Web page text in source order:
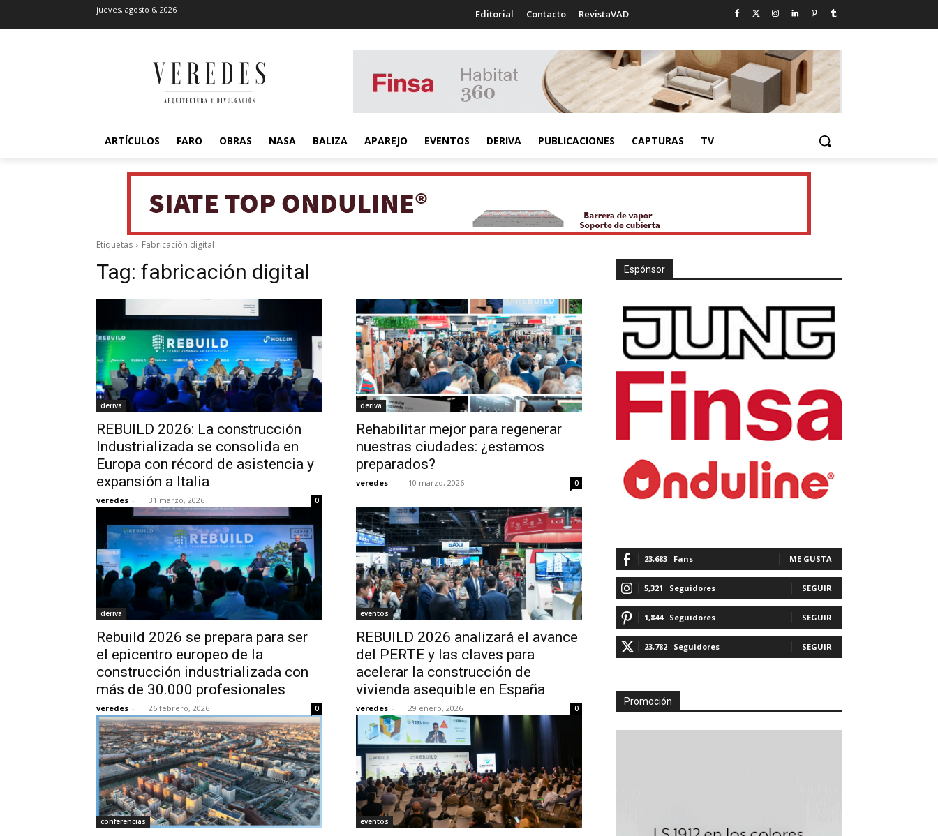
jueves, agosto 6, 2026 Editorial Contacto RevistaVAD
ARTÍCULOS FARO OBRAS NASA BALIZA APAREJO EVENTOS DERIVA PUBLICACIONES CAPTURAS TV
Etiquetas Fabricación digital
Tag: fabricación digital
deriva
REBUILD 2026: La construcción
Industrializada se consolida en
Europa con récord de asistencia y
expansión a Italia
veredes - 31 marzo, 2026 0
deriva
Rehabilitar mejor para regenerar
nuestras ciudades: ¿estamos
preparados?
veredes - 10 marzo, 2026 0
deriva
Rebuild 2026 se prepara para ser
el epicentro europeo de la
construcción industrializada con
más de 30.000 profesionales
veredes - 26 febrero, 2026 0
eventos
REBUILD 2026 analizará el avance
del PERTE y las claves para
acelerar la construcción de
vivienda asequible en España
veredes - 29 enero, 2026 0
conferencias eventos
Espónsor
23,683 Fans ME GUSTA
5,321 Seguidores SEGUIR
1,844 Seguidores SEGUIR
23,782 Seguidores SEGUIR
Promoción